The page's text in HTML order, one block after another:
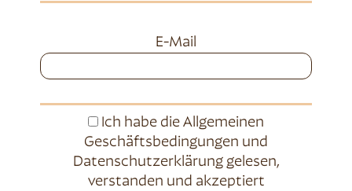
E-Mail
Ich habe die Allgemeinen
Geschäftsbedingungen und
Datenschutzerklärunggelesen,
verstanden und akzeptiert